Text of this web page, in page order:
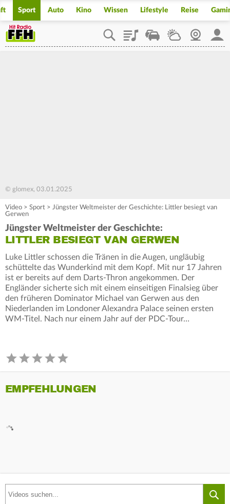
Sport Auto Kino Wissen Lifestyle Reise
PlaylistStaupilotWetterWebcam
© glomex, 03.01.2025
Video > Sport > Jüngster Weltmeister der Geschichte: Littler besiegt van
Gerwen
Jüngster Weltmeister der Geschichte:
LITTLER BESIEGT VAN GERWEN
Luke Littler schossen die Tränen in die Augen, ungläubig
schüttelte das Wunderkind mit dem Kopf. Mit nur 17 Jahren
ist er bereits auf dem Darts-Thron angekommen. Der
Engländer sicherte sich mit einem einseitigen Finalsieg über
den früheren Dominator Michael van Gerwen aus den
Niederlanden im Londoner Alexandra Palace seinen ersten
WM-Titel. Nach nur einem Jahr auf der PDC-Tour…
EMPFEHLUNGEN